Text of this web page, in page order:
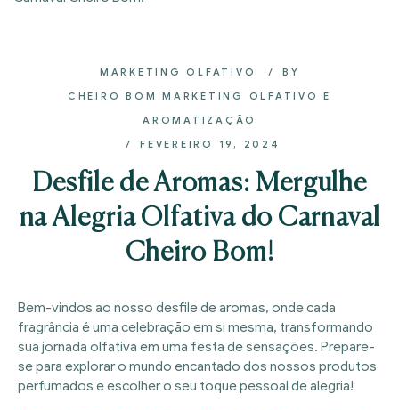
MARKETING OLFATIVO
BY
CHEIRO BOM MARKETING OLFATIVO E
AROMATIZAÇÃO
FEVEREIRO 19, 2024
Desfile de Aromas: Mergulhe
na Alegria Olfativa do Carnaval
Cheiro Bom!
Bem-vindos ao nosso desfile de aromas, onde cada
fragrância é uma celebração em si mesma, transformando
sua jornada olfativa em uma festa de sensações. Prepare-
se para explorar o mundo encantado dos nossos produtos
perfumados e escolher o seu toque pessoal de alegria!